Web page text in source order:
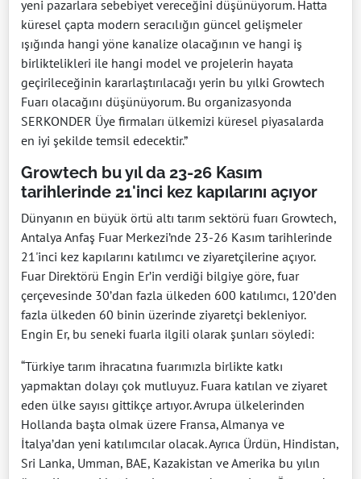
yeni pazarlara sebebiyet vereceğini düşünüyorum. Hatta
küresel çapta modern seracılığın güncel gelişmeler
ışığında hangi yöne kanalize olacağının ve hangi iş
birliktelikleri ile hangi model ve projelerin hayata
geçirileceğinin kararlaştırılacağı yerin bu yılki Growtech
Fuarı olacağını düşünüyorum. Bu organizasyonda
SERKONDER Üye firmaları ülkemizi küresel piyasalarda
en iyi şekilde temsil edecektir.”
Growtech bu yıl da 23-26 Kasım
tarihlerinde 21'inci kez kapılarını açıyor
Dünyanın en büyük örtü altı tarım sektörü fuarı Growtech,
Antalya Anfaş Fuar Merkezi’nde 23-26 Kasım tarihlerinde
21'inci kez kapılarını katılımcı ve ziyaretçilerine açıyor.
Fuar Direktörü Engin Er’in verdiği bilgiye göre, fuar
çerçevesinde 30’dan fazla ülkeden 600 katılımcı, 120’den
fazla ülkeden 60 binin üzerinde ziyaretçi bekleniyor.
Engin Er, bu seneki fuarla ilgili olarak şunları söyledi:
“Türkiye tarım ihracatına fuarımızla birlikte katkı
yapmaktan dolayı çok mutluyuz. Fuara katılan ve ziyaret
eden ülke sayısı gittikçe artıyor. Avrupa ülkelerinden
Hollanda başta olmak üzere Fransa, Almanya ve
İtalya’dan yeni katılımcılar olacak. Ayrıca Ürdün, Hindistan,
Sri Lanka, Umman, BAE, Kazakistan ve Amerika bu yılın